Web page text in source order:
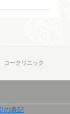
コークリニック
の表記